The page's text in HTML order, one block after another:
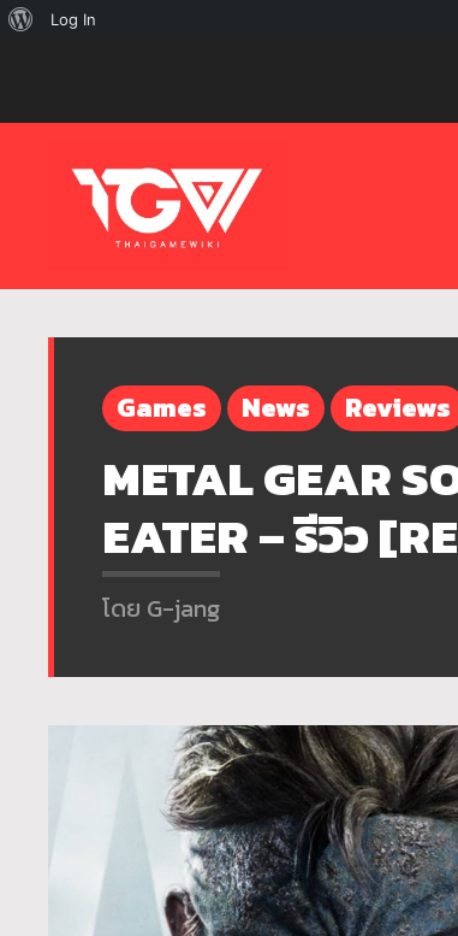
Games News Reviews
METAL GEAR
EATER – รีวิว
โดย G-jang
เกี่ยวLog In